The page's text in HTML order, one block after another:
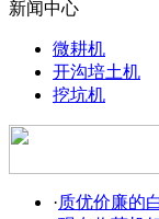
新闻中心
微耕机
开沟培土机
挖坑机
·质优价廉的